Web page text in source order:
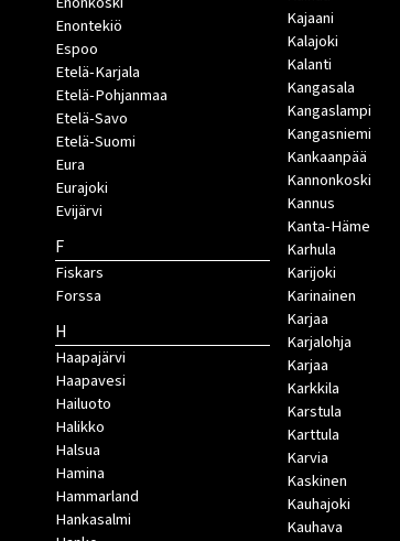
Enontekiö
Espoo
Etelä-Karjala
Etelä-Pohjanmaa
Etelä-Savo
Etelä-Suomi
Eura
Eurajoki
Evijärvi
F
Fiskars
Forssa
H
Haapajärvi
Haapavesi
Hailuoto
Halikko
Halsua
Hamina
Hammarland
Hankasalmi
Kajaani
Kalajoki
Kalanti
Kangasala
Kangaslampi
Kangasniemi
Kankaanpää
Kannonkoski
Kannus
Kanta-Häme
Karhula
Karijoki
Karinainen
Karjaa
Karjalohja
Karjaa
Karkkila
Karstula
Karttula
Karvia
Kaskinen
Kauhajoki
Kauhava